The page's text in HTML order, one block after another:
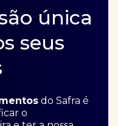
única
seus
do Safra é
o